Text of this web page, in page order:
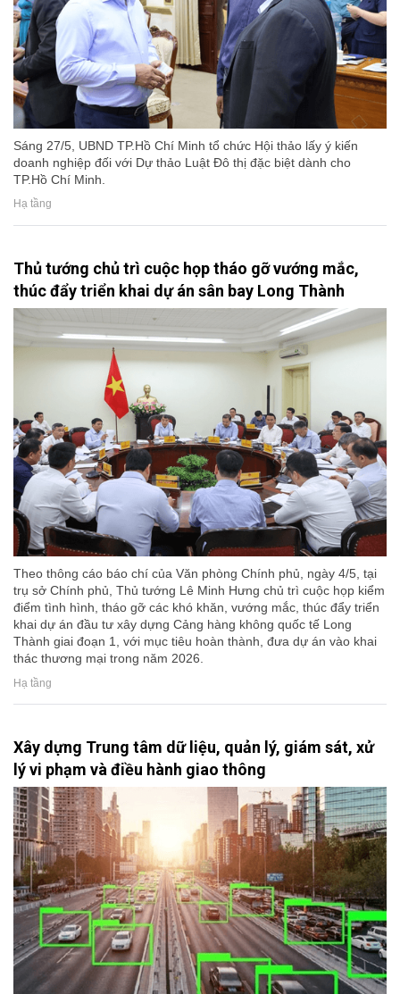
Sáng 27/5, UBND TP.Hồ Chí Minh tổ chức Hội thảo lấy ý kiến
doanh nghiệp đối với Dự thảo Luật Đô thị đặc biệt dành cho
TP.Hồ Chí Minh.
Hạ tầng
Thủ tướng chủ trì cuộc họp tháo gỡ vướng mắc,
thúc đẩy triển khai dự án sân bay Long Thành
Theo thông cáo báo chí của Văn phòng Chính phủ, ngày 4/5, tại
trụ sở Chính phủ, Thủ tướng Lê Minh Hưng chủ trì cuộc họp kiểm
điểm tình hình, tháo gỡ các khó khăn, vướng mắc, thúc đẩy triển
khai dự án đầu tư xây dựng Cảng hàng không quốc tế Long
Thành giai đoạn 1, với mục tiêu hoàn thành, đưa dự án vào khai
thác thương mại trong năm 2026.
Hạ tầng
Xây dựng Trung tâm dữ liệu, quản lý, giám sát, xử
lý vi phạm và điều hành giao thông